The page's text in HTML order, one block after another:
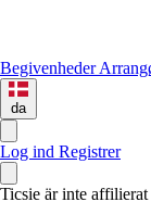
Begivenheder
da
Log ind Registrer
Ticsie är inte affilierat